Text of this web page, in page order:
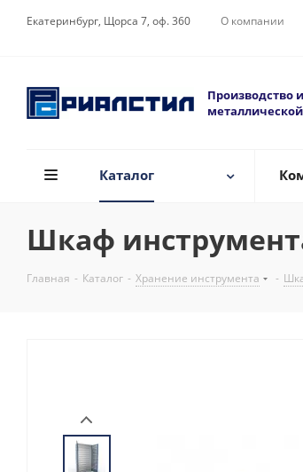
Екатеринбург, Щорса 7, оф. 360 О компании
Производство
Каталог
Шкаф
Главная - Каталог - Хранение инструмента -